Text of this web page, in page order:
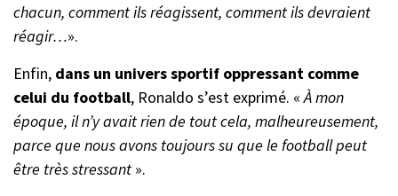
chacun, comment ils réagissent, comment ils devraient
réagir…».
Enfin, dans un univers sportif oppressant comme
celui du football, Ronaldo s’est exprimé. «À mon
époque, il n’y avait rien de tout cela, malheureusement,
parce que nous avons toujours su que le football peut
être très stressant ».